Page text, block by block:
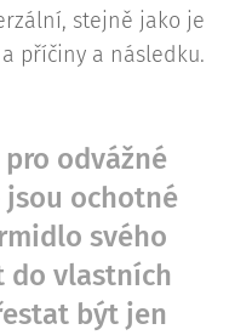
stejně jako je
příčiny a následku.
odvážné
jsou ochotné
svého
do vlastních
být jen